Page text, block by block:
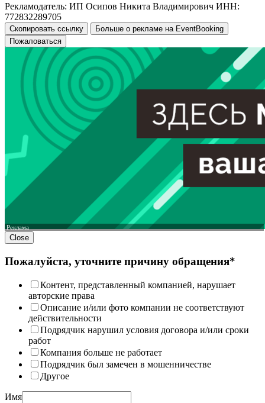
Рекламодатель: ИП Осипов Никита Владимирович ИНН:
772832289705
Скопировать ссылку
Больше о рекламе на EventBooking
Пожаловаться
Реклама
Close
Пожалуйста, уточните причину обращения*
Контент, представленный компанией, нарушает
авторские права
Описание и/или фото компании не соответствуют
действительности
Подрядчик нарушил условия договора и/или сроки
работ
Компания больше не работает
Подрядчик был замечен в мошенничестве
Другое
Имя